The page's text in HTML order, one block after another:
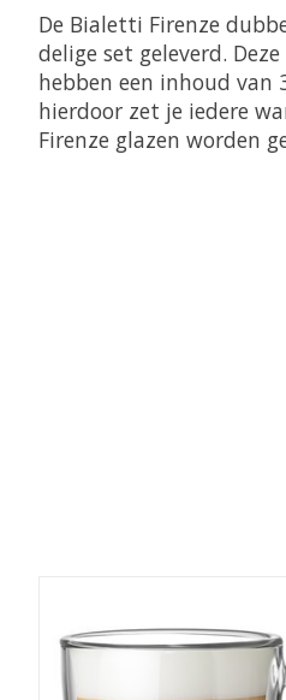
De Bialetti Firenze
delige set geleverd.
hebben een inhoud van
hierdoor zet je iedere
Firenze glazen worden